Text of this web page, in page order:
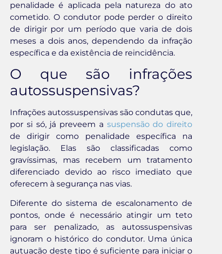
penalidade é aplicada pela natureza do ato
cometido. O condutor pode perder o direito
de dirigir por um período que varia de dois
meses a dois anos, dependendo da infração
específica e da existência de reincidência.
O que são infrações
autossuspensivas?
Infrações autossuspensivas são condutas que,
por si só, já preveem a suspensão do direito
de dirigir como penalidade específica na
legislação. Elas são classificadas como
gravíssimas, mas recebem um tratamento
diferenciado devido ao risco imediato que
oferecem à segurança nas vias.
Diferente do sistema de escalonamento de
pontos, onde é necessário atingir um teto
para ser penalizado, as autossuspensivas
ignoram o histórico do condutor. Uma única
autuação deste tipo é suficiente para iniciar o